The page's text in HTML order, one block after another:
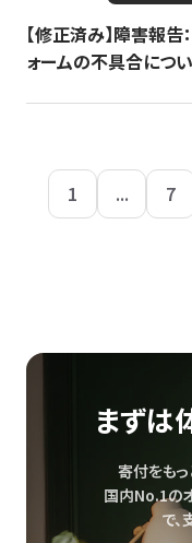
【修正済み】障害報
ォームの不具合につ
1 ... 7
まずは
寄付をもっ
国内No.1の
で、